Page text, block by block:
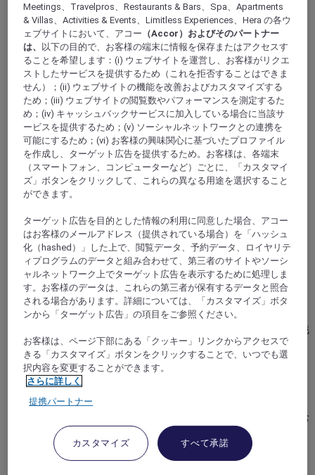
World
Europe
France
Ile-de-France
YVELINES
Buc
ベルサイユ, フランス
メルキュールベルサイユシャトー
歴史と商業の中心地であるモンボーロン地区の中心部
に位置するメルキュール ヴェルサイユ シャトーは、魅
力的な環境の中で静かなご滞在をお約束します。全 60
室の当ホテルは、ご家族連れにも優しい雰囲気です。
朝食には地元の食材をふんだんに使用したメニューを
ご用意しております。また、駐車場（要予約、7 台
分、ミニバン／SUV 不可）も完備しており、移動もス
ムーズです。フロントは 24 時間年中無休で対応してお
ります。
4,6/5Rated 4,6 of 5
Meetings、Travelpros、Restaurants & Bars、Spa、Apartments
& Villas、Activities & Events、Limitless Experiences、Hera の各ウ
ェブサイトにおいて、アコー （Accor）およびそのパートナー
は、 以下の目的で、お客様の端末に情報を保存またはアクセスす
ることを希望します：(i) ウェブサイトを運営し、お客様がリクエ
ストしたサービスを提供するため（これを拒否することはできま
せん）；(ii) ウェブサイトの機能を改善およびカスタマイズする
ため；(iii) ウェブサイトの閲覧数やパフォーマンスを測定するた
め；(iv) キャッシュバックサービスに加入している場合に当該サ
ービスを提供するため；(v) ソーシャルネットワークとの連携を
可能にするため；(vi) お客様の興味関心に基づいたプロファイル
を作成し、ターゲット広告を提供するため。お客様は、各端末
（スマートフォン、コンピューターなど）ごとに、「カスタマイ
ズ」ボタンをクリックして、これらの異なる用途を選択すること
ができます。
ターゲット広告を目的とした情報の利用に同意した場合、アコー
はお客様のメールアドレス（提供されている場合）を「ハッシュ
化（hashed）」した上で、閲覧データ、予約データ、ロイヤリテ
ィプログラムのデータと組み合わせて、第三者のサイトやソーシ
ャルネットワーク上でターゲット広告を表示するために処理しま
す。お客様のデータは、これらの第三者が保有するデータと照合
される場合があります。詳細については、「カスタマイズ」ボタ
ンから「ターゲット広告」の項目をご参照ください。
お客様は、ページ下部にある「クッキー」リンクからアクセスで
きる「カスタマイズ」ボタンをクリックすることで、いつでも選
択内容を変更することができます。
さらに詳しく
提携パートナー
カスタマイズ すべて承諾